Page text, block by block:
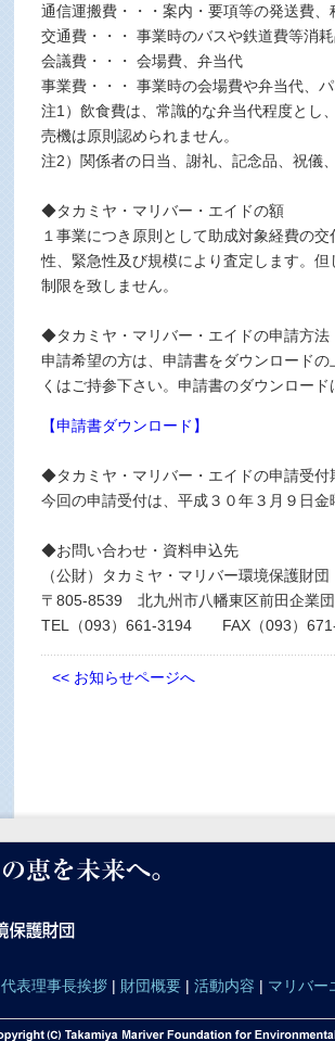
通信運搬費・・・案内・要項等の発送費
交通費・・・ 事業時のバスや鉄道費等消
会議費・・・ 会場費、弁当代
事業費・・・ 事業時の会場費や弁当代、
注1）飲食費は、常識的な弁当代程度とし
売機は原則認められません。
注2）関係者の日当、謝礼、記念品、祝儀
◆タカミヤ・マリバー・エイドの額
１事業につき原則として助成対象経費の
性、緊急性及び規模により査定します。
制限を致しません。
◆タカミヤ・マリバー・エイドの申請方法
申請希望の方は、申請書をダウンロード
くはご持参下さい。申請書のダウンロード
【申請書ダウンロード】
◆タカミヤ・マリバー・エイドの申請受付
今回の申請受付は、平成３０年３月９日金
◆お問い合わせ・資料申込先
（公財）タカミヤ・マリバー環境保護
〒805‐8539 北九州市八幡東区前田企業
TEL（093）661‐3194 FAX（093）
<< お知らせページへ
代表理事長挨拶 | 財団概要 | 活動内容 | マリバー